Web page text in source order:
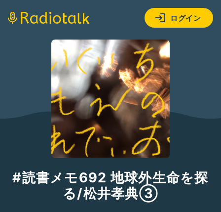
ログイン
#読書メモ692 地球外生命を探
る/松井孝典③